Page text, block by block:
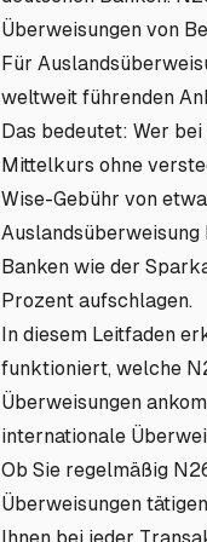
Überweisungen von
Für
weltweit führenden
Das bedeutet: Wer
Mittelkurs ohne
Wise-Gebühr von
Banken wie der
Prozent aufschlagen.
In diesem Leitfaden
funktioniert, welche
Überweisungen
internationale
Ob Sie regelmäßig
Überweisungen